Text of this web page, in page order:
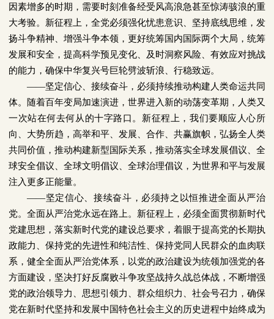
因素增多的时期，需要时刻准备经受风高浪急甚至惊涛骇浪的重
大考验。新征程上，全党必须强化忧患意识、坚持底线思维，发
扬斗争精神、增强斗争本领，更好统筹国内国际两个大局，统筹
发展和安全，提高科学预见变化、及时洞察风险、有效应对挑战
的能力，确保中华复兴号巨轮劈波斩浪、行稳致远。
——坚定信心、接续奋斗，必须持续推动构建人类命运共同
体。随着百年变局加速演进，世界进入新的动荡变革期，人类又
一次站在何去何从的十字路口。新征程上，我们要顺应人心所
向、大势所趋，高举和平、发展、合作、共赢旗帜，弘扬全人类
共同价值，推动构建新型国际关系，推动落实全球发展倡议、全
球安全倡议、全球文明倡议、全球治理倡议，为世界和平与发展
注入更多正能量。
——坚定信心、接续奋斗，必须持之以恒推进全面从严治
党。全面从严治党永远在路上。新征程上，必须全面贯彻新时代
党建思想，落实新时代党的建设总要求，着眼于提高党的长期执
政能力、保持党的先进性和纯洁性、保持党同人民群众的血肉联
系，健全全面从严治党体系，以党的政治建设为统领加强党的各
方面建设，坚决打好反腐败斗争攻坚战持久战总体战，不断增强
党的政治领导力、思想引领力、群众组织力、社会号召力，确保
党在新时代坚持和发展中国特色社会主义的历史进程中始终成为